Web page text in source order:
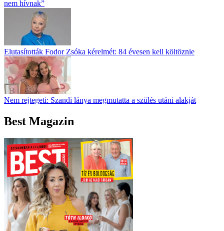
nem hívnak”
Elutasították Fodor Zsóka kérelmét: 84 évesen kell költöznie
Nem rejtegeti: Szandi lánya megmutatta a szülés utáni alakját
Best Magazin